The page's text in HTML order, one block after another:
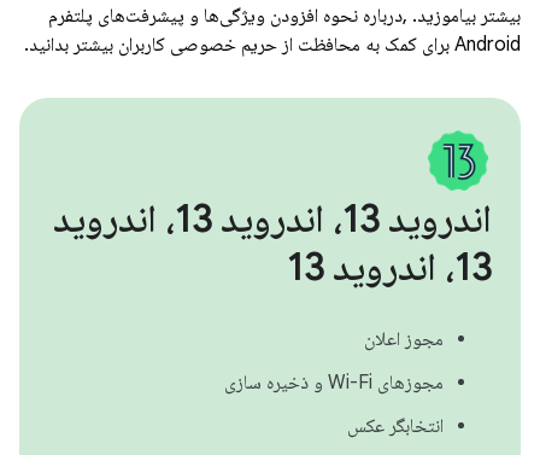
بیشتر بیاموزید. ,درباره نحوه افزودن ویژگی‌ها و پیشرفت‌های پلتفرم
Android برای کمک به محافظت از حریم خصوصی کاربران بیشتر بدانید.
اندروید 13، اندروید 13، اندروید
13، اندروید 13
مجوز اعلان
مجوزهای Wi-Fi و ذخیره سازی
انتخابگر عکس